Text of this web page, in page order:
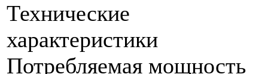
Технические
характеристики
Потребляемая мощность